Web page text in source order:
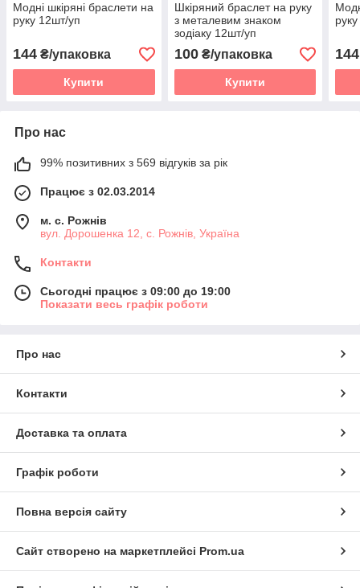
Модні шкіряні браслети на
руку 12шт/уп
144 ₴/упаковка
Купити
Шкіряний браслет на руку
з металевим знаком
зодіаку 12шт/уп
100₴/упаковка
Купити
144
Про нас
99% позитивних з 569 відгуків за рік
Працює з 02.03.2014
м. с. Рожнів
вул. Дорошенка 12, с. Рожнів, Україна
Контакти
Сьогодні працює з 09:00 до 19:00
Показати весь графік роботи
Про нас
Контакти
Доставка та оплата
Графік роботи
Повна версія сайту
Сайт створено на маркетплейсі Prom.ua